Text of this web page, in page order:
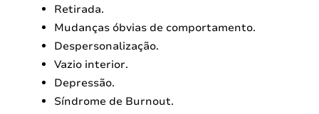
Retirada.
Mudanças óbvias de comportamento.
Despersonalização.
Vazio interior.
Depressão.
Síndrome de Burnout.